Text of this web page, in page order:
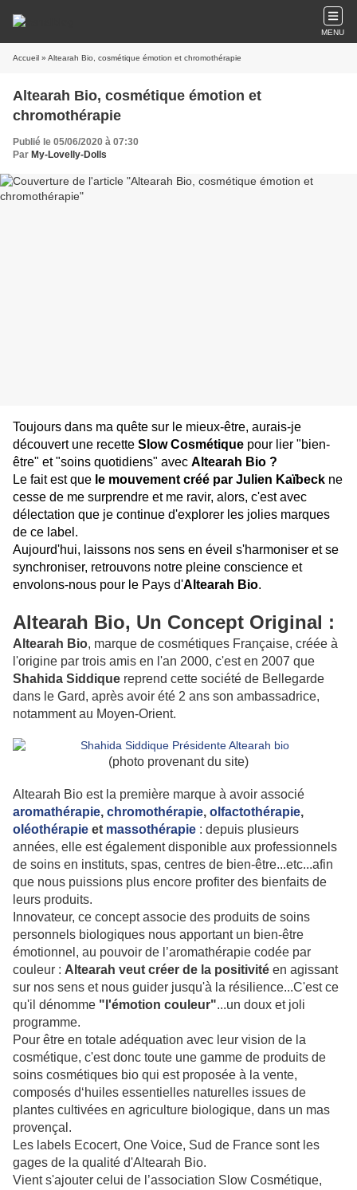
MENU
Accueil » Altearah Bio, cosmétique émotion et chromothérapie
Altearah Bio, cosmétique émotion et
chromothérapie
Publié le 05/06/2020 à 07:30
Par My-Lovelly-Dolls
Toujours dans ma quête sur le mieux-être, aurais-je
découvert une recette Slow Cosmétique pour lier "bien-
être" et "soins quotidiens" avec Altearah Bio ?
Le fait est que le mouvement créé par Julien Kaïbeck ne
cesse de me surprendre et me ravir, alors, c'est avec
délectation que je continue d'explorer les jolies marques
de ce label.
Aujourd'hui, laissons nos sens en éveil s'harmoniser et se
synchroniser, retrouvons notre pleine conscience et
envolons-nous pour le Pays d'Altearah Bio.
Altearah Bio, Un Concept Original :
Altearah Bio, marque de cosmétiques Française, créée à
l'origine par trois amis en l'an 2000, c'est en 2007 que
Shahida Siddique reprend cette société de Bellegarde
dans le Gard, après avoir été 2 ans son ambassadrice,
notamment au Moyen-Orient.
(photo provenant du site)
Altearah Bio est la première marque à avoir associé
aromathérapie, chromothérapie, olfactothérapie,
oléothérapie et massothérapie : depuis plusieurs
années, elle est également disponible aux professionnels
de soins en instituts, spas, centres de bien-être...etc...afin
que nous puissions plus encore profiter des bienfaits de
leurs produits.
Innovateur, ce concept associe des produits de soins
personnels biologiques nous apportant un bien-être
émotionnel, au pouvoir de l’aromathérapie codée par
couleur : Altearah veut créer de la positivité en agissant
sur nos sens et nous guider jusqu'à la résilience...C'est ce
qu'il dénomme "l'émotion couleur"...un doux et joli
programme.
Pour être en totale adéquation avec leur vision de la
cosmétique, c'est donc toute une gamme de produits de
soins cosmétiques bio qui est proposée à la vente,
composés d‘huiles essentielles naturelles issues de
plantes cultivées en agriculture biologique, dans un mas
provençal.
Les labels Ecocert, One Voice, Sud de France sont les
gages de la qualité d'Altearah Bio.
Vient s'ajouter celui de l’association Slow Cosmétique,